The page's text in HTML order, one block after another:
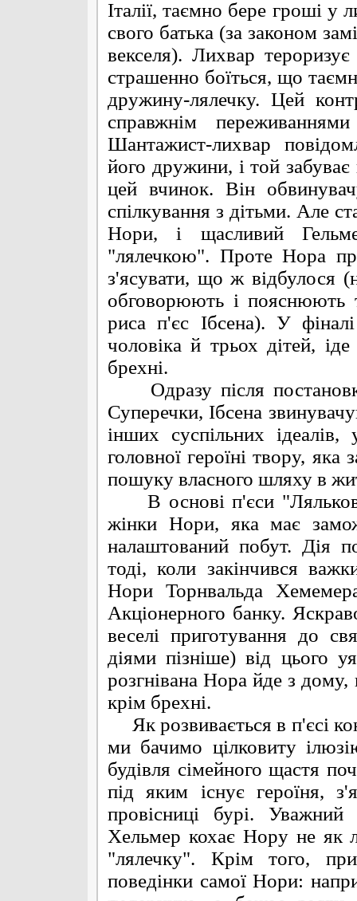
Італії, таємно бере гроші у
свого батька (за законом
векселя). Лихвар
страшенно боїться, що
дружину-лялечку. Цей
справжнім
Шантажист-лихвар
його дружини, і той
цей вчинок. Він
спілкування з дітьми. Але
Нори, і щасливий
"лялечкою". Проте Нора
з'ясувати, що ж відбулося
обговорюють і пояснюють
риса п'єс Ібсена). У
чоловіка й трьох дітей,
брехні.
Одразу після
Суперечки, Ібсена
інших суспільних
головної героїні твору, яка
пошуку власного шляху в
В основі п'єси
жінки Нори, яка має
налаштований побут. Дія
тоді, коли закінчився
Нори Торнвальда
Акціонерного банку.
веселі приготування до
діями пізніше) від цього
розгнівана Нора йде з
крім брехні.
Як розвивається в п'єсі
ми бачимо цілковиту
будівля сімейного щастя
під яким існує героїня,
провісниці бурі.
Хельмер кохає Нору не як
"лялечку". Крім того,
поведінки самої Нори: